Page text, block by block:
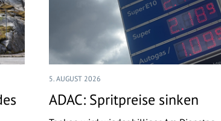
5. AUGUST 2026
ADAC: Spritpreise sinken